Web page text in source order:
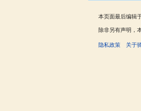
本页面最后编辑
除非另有声明，
隐私政策 关于